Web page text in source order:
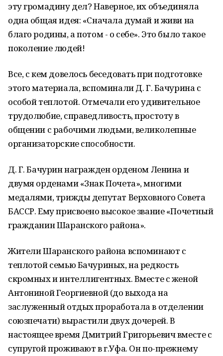
эту громадину дел? Наверное, их объединяла
одна общая идея: «Сначала думай и живи на
благо родины, а потом - о себе». Это было такое
поколение людей!
Все, с кем довелось беседовать при подготовке
этого материала, вспоминали Д. Г. Бачурина с
особой теплотой. Отмечали его удивительное
трудолюбие, справедливость, простоту в
общении с рабочими людьми, великолепные
организаторские способности.
Д. Г. Бачурин награжден орденом Ленина и
двумя орденами «Знак Почета», многими
медалями, трижды депутат Верховного Совета
БАССР. Ему присвоено высокое звание «Почетный
гражданин Шаранского района».
Жители Шаранского района вспоминают с
теплотой семью Бачуриных, на редкость
скромных и интеллигентных. Вместе с женой
Антониной Георгиевной (до выхода на
заслуженный отдых проработала в отделении
союзпечати) вырастили двух дочерей. В
настоящее время Дмитрий Григорьевич вместе с
супругой проживают в г.Уфа. Он по-прежнему